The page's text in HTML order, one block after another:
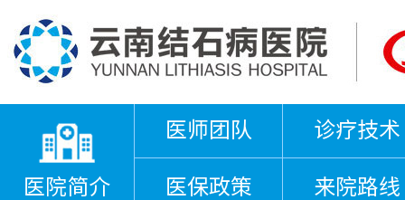
医院简介
医师团队 诊疗技术
医保政策 来院路线